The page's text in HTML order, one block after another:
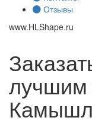
Отзывы
www.HLShape.ru
лучшим